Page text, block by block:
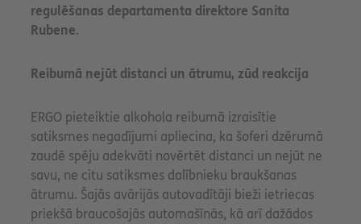
regulēšanas departamenta direktore Sanita
Rubene.
Reibumā nejūt distanci un ātrumu, zūd reakcija
ERGO pieteiktie alkohola reibumā izraisītie
satiksmes negadījumi apliecina, ka šoferi dzērumā
zaudē spēju adekvāti novērtēt distanci un nejūt ne
savu, ne citu satiksmes dalībnieku braukšanas
ātrumu. Šajās avārijās autovadītāji bieži ietriecas
priekšā braucošajās automašīnās, kā arī dažādos